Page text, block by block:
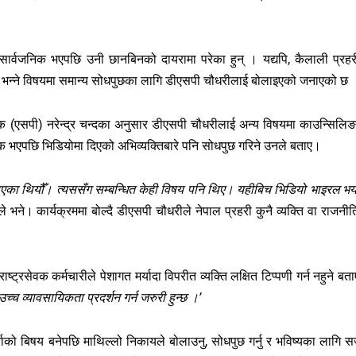
भएपछि उनी छानबिनको दायरामा परेका हुन् । यद्यपि, कैलाली
विषयमा समान्य सोधपुछका लागि डीएसपी चौधरीलाई बोलाइएको जनाएको छ ।
नरेन्द्र चन्दका अनुसार डीएसपी चौधरीलाई अन्य विषयमा
भिडियोमा दिएको अभिव्यक्तिबारे पनि सोधपुछ गरिने उनले बताए।
थियौँ। त्यससँग सम्बन्धित केही विषय पनि थिए। यहीबिच भिडियो भाइरल
भने। कार्यक्रममा बोल्दै डीएसपी चौधरीले नेपाल प्रहरी कुनै व्यक्ति वा
कर्मचारीले पेशागत मर्यादा विपरीत व्यक्ति लक्षित टिप्पणी गर्न नहुने
व्यावसायिकता प्रदर्शन गर्न जरुरी हुन्छ ।’
बिषय बनेपछि माथिल्लो निकायले बोलाउनु, सोधपुछ गर्नु र भविष्यका लागि